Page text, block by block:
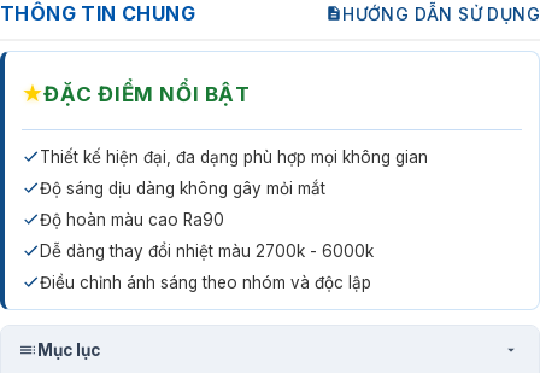
THÔNG TIN CHUNG HƯỚNG DẪN SỬ DỤNG
★ĐẶC ĐIỂM NỔI BẬT
Thiết kế hiện đại, đa dạng phù hợp mọi không gian
Độ sáng dịu dàng không gây mỏi mắt
Độ hoàn màu cao Ra90
Dễ dàng thay đổi nhiệt màu 2700k - 6000k
Điều chỉnh ánh sáng theo nhóm và độc lập
Mục lục